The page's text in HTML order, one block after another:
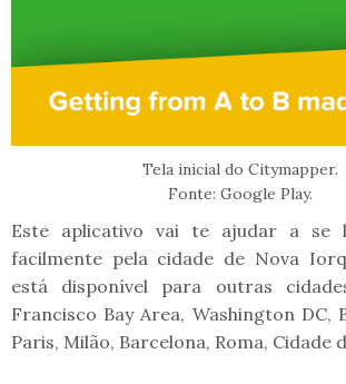
Tela inicial do Citymapper.
Fonte: Google Play.
Este aplicativo vai te ajudar a se
facilmente pela cidade de Nova
está disponível para outras
Francisco Bay Area, Washington DC,
Paris, Milão, Barcelona, Roma, Cidade